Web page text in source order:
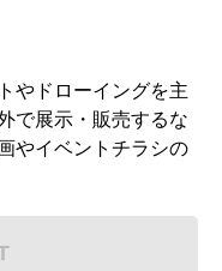
やドローイングを主
で展示・販売するな
やイベントチラシの